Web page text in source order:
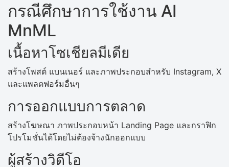
กรณีศึกษาการใช้งาน AI
MnML
เนื้อหาโซเชียลมีเดีย
สร้างโพสต์ แบนเนอร์ และภาพประกอบสำหรับ Instagram, X
และแพลตฟอร์มอื่นๆ
การออกแบบการตลาด
สร้างโฆษณา ภาพประกอบหน้า Landing Page และกราฟิก
โปรโมชั่นได้โดยไม่ต้องจ้างนักออกแบบ
ผู้สร้างวิดีโอ